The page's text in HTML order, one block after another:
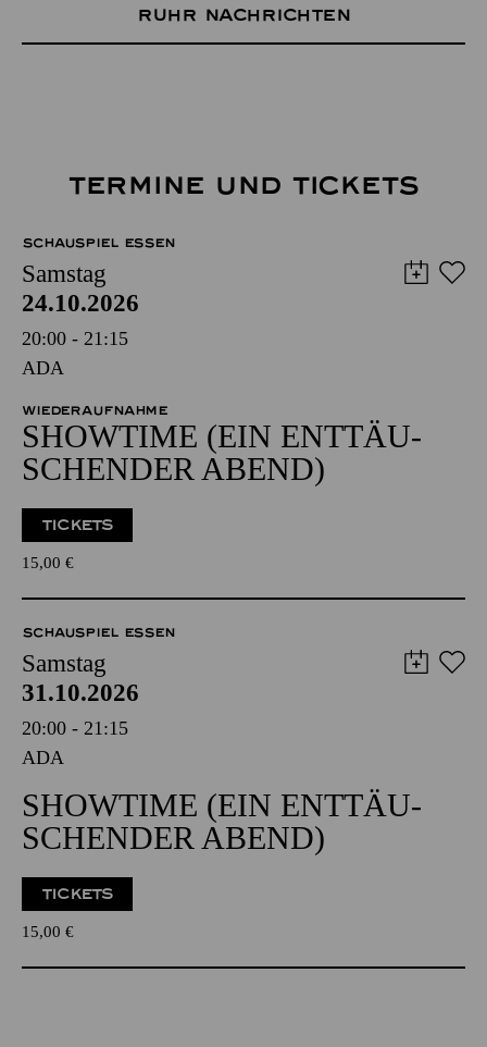
Ruhr Nachrichten
TERMINE UND TICKETS
SCHAUSPIEL ESSEN
Samstag
24.10.2026
20:00 - 21:15
ADA
WIEDERAUFNAHME
SHOW­TIME (EIN ENT­TÄU­
SCHEN­DER ABEND)
TICKETS
15,00 €
SCHAUSPIEL ESSEN
Samstag
31.10.2026
20:00 - 21:15
ADA
SHOW­TIME (EIN ENT­TÄU­
SCHEN­DER ABEND)
TICKETS
15,00 €